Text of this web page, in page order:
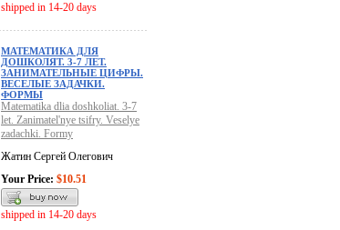
shipped in 14-20 days
МАТЕМАТИКА ДЛЯ
ДОШКОЛЯТ. 3-7 ЛЕТ.
ЗАНИМАТЕЛЬНЫЕ ЦИФРЫ.
ВЕСЕЛЫЕ ЗАДАЧКИ.
ФОРМЫ
Matematika dlia doshkoliat. 3-7
let. Zanimatel'nye tsifry. Veselye
zadachki. Formy
Жатин Сергей Олегович
Your Price: $10.51
shipped in 14-20 days